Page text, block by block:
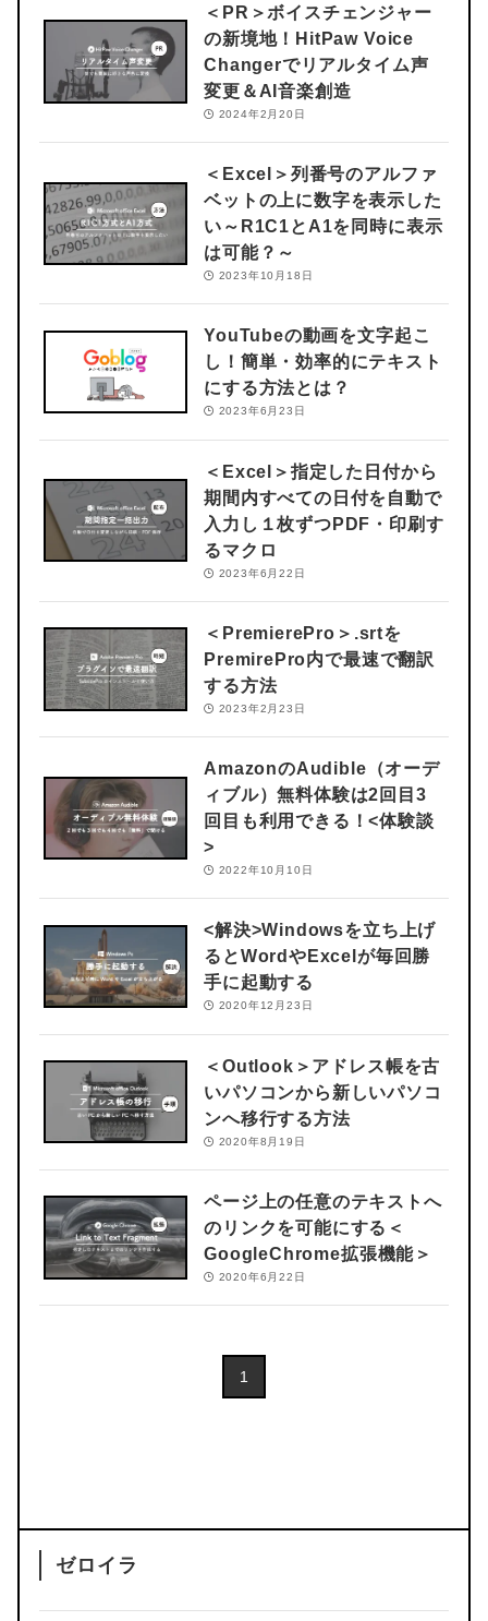
＜PR＞ボイスチェンジャー
の新境地！HitPaw Voice
Changerでリアルタイム声
変更＆AI音楽創造
2024年2月20日
＜Excel＞ 列番号のアルファ
ベットの上に数字を表示した
い～R1C1とA1を同時に表示
は可能？～
2023年10月18日
YouTubeの動画を文字起こ
し！簡単・効率的にテキスト
にする方法とは？
2023年6月23日
＜Excel＞ 指定した日付から
期間内すべての日付を自動で
入力し１枚ずつPDF・印刷す
るマクロ
2023年6月22日
＜PremierePro＞ .srtを
PremirePro内で最速で翻訳
する方法
2023年2月23日
AmazonのAudible（オーデ
ィブル）無料体験は2回目3
回目も利用できる！<体験談
>
2022年10月10日
<解決>Windowsを立ち上げ
るとWordやExcelが毎回勝
手に起動する
2020年12月23日
＜Outlook＞ アドレス帳を古
いパソコンから新しいパソコ
ンへ移行する方法
2020年8月19日
ページ上の任意のテキストへ
のリンクを可能にする ＜
GoogleChrome拡張機能＞
2020年6月22日
1
ゼロイラ